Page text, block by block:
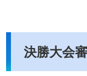
決勝大会